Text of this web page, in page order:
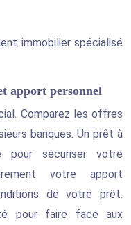
immobilier spécialisé
apport personnel
Comparez les offres
banques. Un prêt à
sécuriser votre
votre apport
de votre prêt.
pour faire face aux